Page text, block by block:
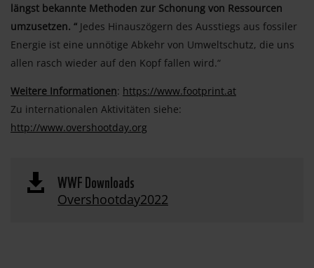
längst bekannte Methoden zur Schonung von Ressourcen
umzusetzen. “ Jedes Hinauszögern des Ausstiegs aus fossiler
Energie ist eine unnötige Abkehr von Umweltschutz, die uns
allen rasch wieder auf den Kopf fallen wird.“
Weitere Informationen: https://www.footprint.at
Zu internationalen Aktivitäten siehe:
http://www.overshootday.org
 WWF Downloads
Overshootday2022